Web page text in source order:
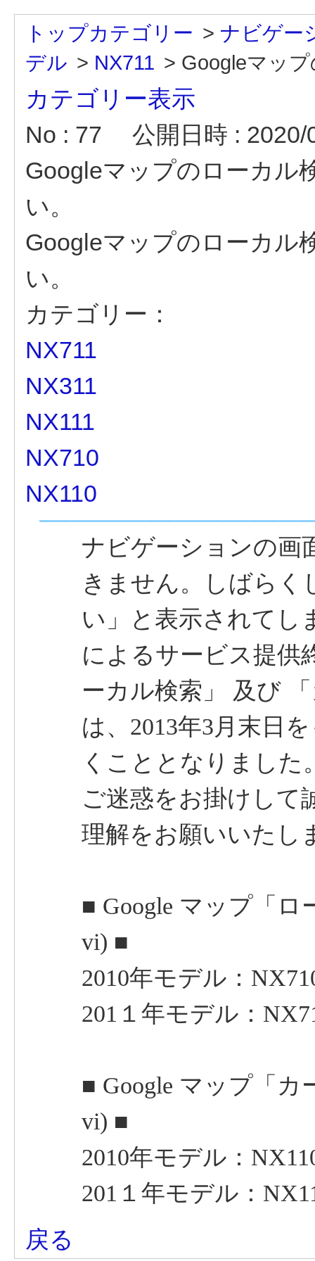
トップカテゴリー > ナビゲー
デル > NX711 > Googleマッ
カテゴリー表示
No : 77
公開日時 : 2020/
Googleマップのローカル
い。
Googleマップのローカル
い。
カテゴリー：
NX711
NX311
NX111
NX710
NX110
ナビゲーションの画
きません。しばらく
い」と表示されてし
によるサービス提供
ーカル検索」 及び
は、2013年3月末日
くこととなりました
ご迷惑をお掛けして
理解をお願いいたし
■ Google マップ「
vi) ■
2010年モデル：
201１年モデル：
■ Google マップ「
vi) ■
2010年モデル：
201１年モデル：
戻る